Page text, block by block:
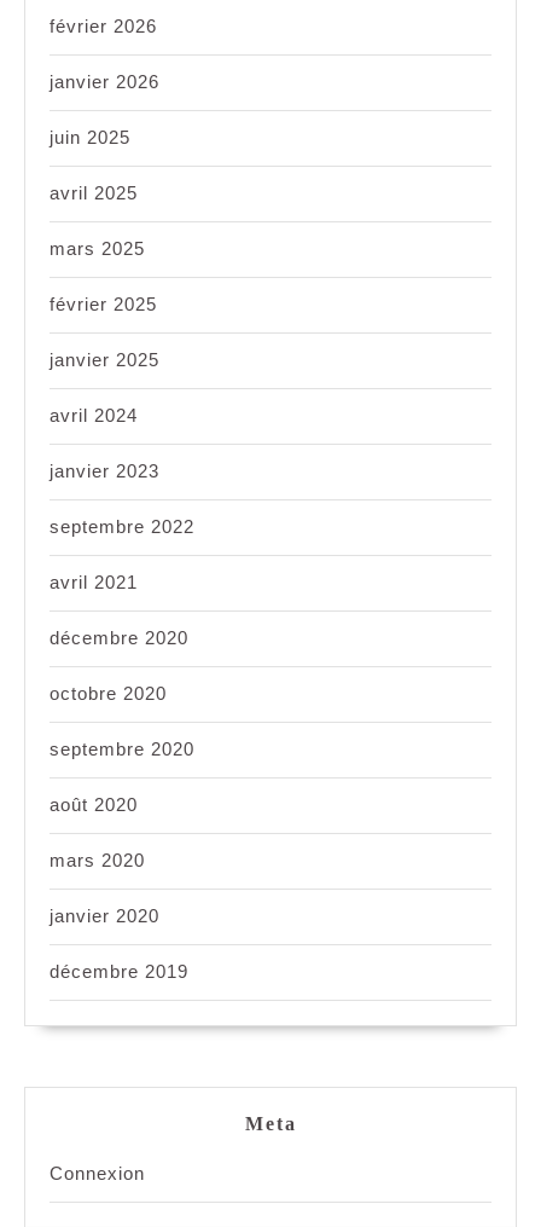
février 2026
janvier 2026
juin 2025
avril 2025
mars 2025
février 2025
janvier 2025
avril 2024
janvier 2023
septembre 2022
avril 2021
décembre 2020
octobre 2020
septembre 2020
août 2020
mars 2020
janvier 2020
décembre 2019
Meta
Connexion